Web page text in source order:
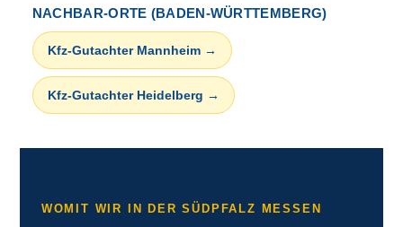
NACHBAR-ORTE (BADEN-WÜRTTEMBERG)
Kfz-Gutachter Mannheim →
Kfz-Gutachter Heidelberg →
WOMIT WIR IN DER SÜDPFALZ MESSEN